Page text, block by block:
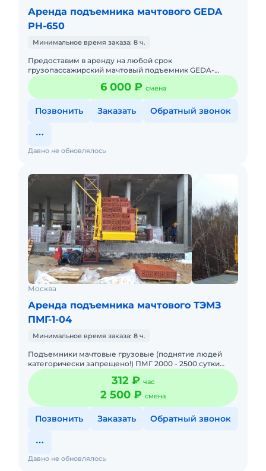
Аренда подъемника мачтового GEDA
PH-650
Минимальное время заказа: 8 ч.
Предоставим в аренду на любой срок
грузопассажирский мачтовый подъемник GEDA-
PH650 (грузоподъёмность 2000 кг/25 человек).
Подъёмник полностью готов к эксплуата
6 000 ₽ смена
Позвонить Заказать Обратный звонок
Давно не обновлялось
Москва
Аренда подъемника мачтового ТЭМЗ
ПМГ-1-04
Минимальное время заказа: 8 ч.
Подъемники мачтовые грузовые (поднятие людей
категорически запрещено!) ПМГ 2000 - 2500 сутки
Цены с НДС 20% Оформление по договору без залога
и т.п. На длительн
312 ₽ час
2 500 ₽ смена
Позвонить Заказать Обратный звонок
Давно не обновлялось